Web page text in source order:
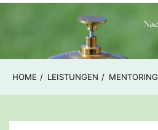
HOME LEISTUNGEN MENTORING